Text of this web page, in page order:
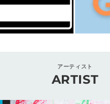
アーティスト
ARTIST